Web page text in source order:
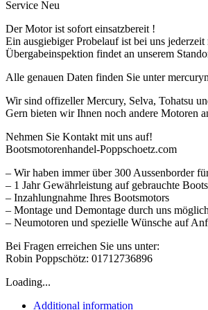
Service Neu
Der Motor ist sofort einsatzbereit !
Ein ausgiebiger Probelauf ist bei uns jederzeit
Übergabeinspektion findet an unserem
Alle genauen Daten finden Sie unter
Wir sind offizeller Mercury, Selva, Tohatsu
Gern bieten wir Ihnen noch andere Motoren
Nehmen Sie Kontakt mit uns auf!
Bootsmotorenhandel-Poppschoetz.com
– Wir haben immer über 300 Aussenborder
– 1 Jahr Gewährleistung auf gebrauchte
– Inzahlungnahme Ihres Bootsmotors
– Montage und Demontage durch uns
– Neumotoren und spezielle Wünsche auf
Bei Fragen erreichen Sie uns unter:
Robin Poppschötz: 01712736896
Loading...
Additional information